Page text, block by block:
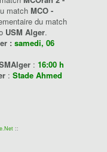
match MCO -
du match
USM Alger.
: samedi, 06
: 16:00 h
: Stade Ahmed
::